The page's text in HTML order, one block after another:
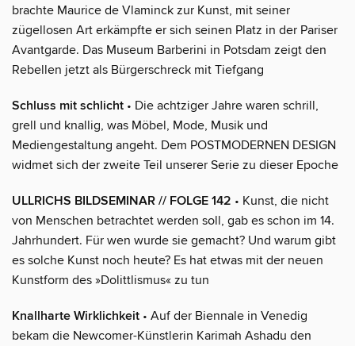
brachte Maurice de Vlaminck zur Kunst, mit seiner
zügellosen Art erkämpfte er sich seinen Platz in der Pariser
Avantgarde. Das Museum Barberini in Potsdam zeigt den
Rebellen jetzt als Bürgerschreck mit Tiefgang
Schluss mit schlicht • Die achtziger Jahre waren schrill,
grell und knallig, was Möbel, Mode, Musik und
Mediengestaltung angeht. Dem POSTMODERNEN DESIGN
widmet sich der zweite Teil unserer Serie zu dieser Epoche
ULLRICHS BILDSEMINAR // FOLGE 142 • Kunst, die nicht
von Menschen betrachtet werden soll, gab es schon im 14.
Jahrhundert. Für wen wurde sie gemacht? Und warum gibt
es solche Kunst noch heute? Es hat etwas mit der neuen
Kunstform des »Dolittlismus« zu tun
Knallharte Wirklichkeit • Auf der Biennale in Venedig
bekam die Newcomer-Künstlerin Karimah Ashadu den